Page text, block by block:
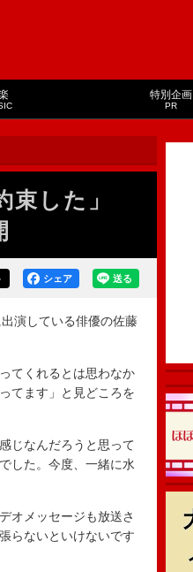
特別企画
PR
束した」
送る
シェア
演している俳優の佐藤
てくれるとは思わなか
てます」と見どころを
じなんだろうと思って
した。今度、一緒に水
オメッセージも放送さ
らないといけないです